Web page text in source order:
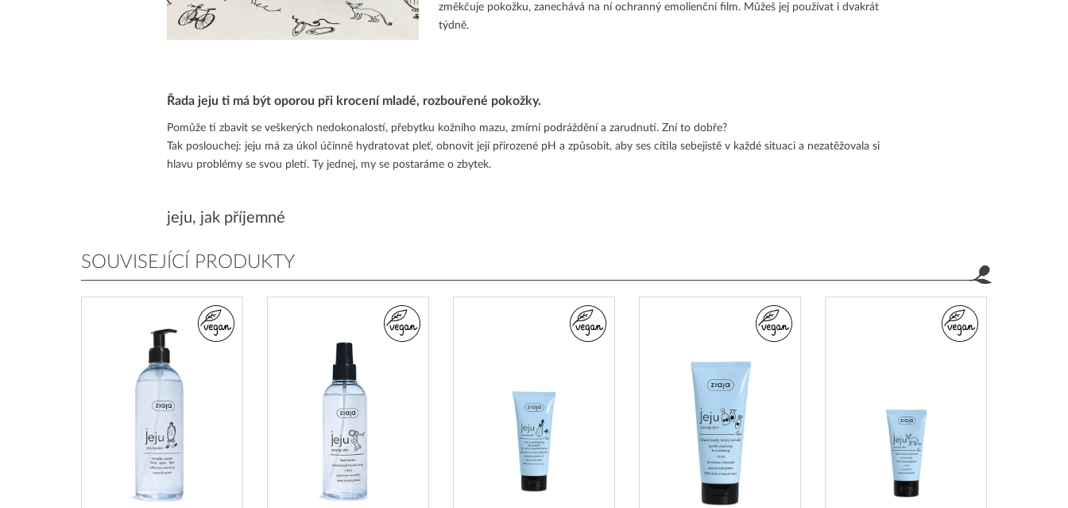
změkčuje pokožku, zanechává na ní ochranný emolienční film. Můžeš jej používat i dvakrát
týdně.
Řada jeju ti má být oporou při krocení mladé, rozbouřené pokožky.
Pomůže ti zbavit se veškerých nedokonalostí, přebytku kožního mazu, zmírní podráždění a zarudnutí. Zní to dobře?
Tak poslouchej: jeju má za úkol účinně hydratovat pleť, obnovit její přirozené pH a způsobit, aby ses cítila sebejistě v každé situaci a nezatěžovala si
hlavu problémy se svou pletí. Ty jednej, my se postaráme o zbytek.
jeju, jak příjemné
SOUVISEJÍCÍ PRODUKTY